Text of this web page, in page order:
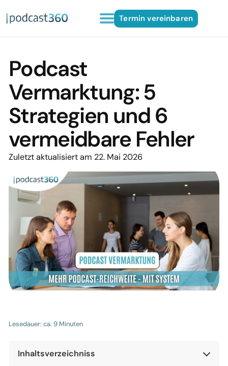
Termin vereinbaren
Podcast
Vermarktung: 5
Strategien und 6
vermeidbare Fehler
Zuletzt aktualisiert am 22. Mai 2026
Lesedauer: ca. 9 Minuten
Inhaltsverzeichniss